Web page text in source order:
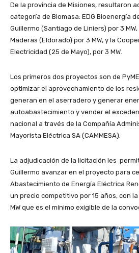
De la provincia de Misiones, resultaron
categoría de Biomasa: EDG Bioenergía
Guillermo (Santiago de Liniers) por 3
Maderas (Eldorado) por 3 MW, y la
Electricidad (25 de Mayo), por 3 MW.
Los primeros dos proyectos son de
optimizar el aprovechamiento de los
generan en el aserradero y generar
autoabastecimiento y vender el
nacional a través de la Compañía
Mayorista Eléctrica SA (CAMMESA).
La adjudicación de la licitación les
Guillermo avanzar en el proyecto para
Abastecimiento de Energía Eléctrica
un precio competitivo por 15 años, con
MW que es el mínimo exigible de la